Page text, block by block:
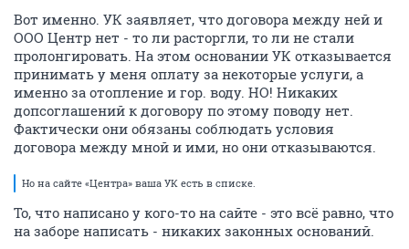
Вот именно. УК заявляет, что договора между ней и
ООО Центр нет - то ли расторгли, то ли не стали
пролонгировать. На этом основании УК отказывается
принимать у меня оплату за некоторые услуги, а
именно за отопление и гор. воду. НО! Никаких
допсоглашений к договору по этому поводу нет.
Фактически они обязаны соблюдать условия
договора между мной и ими, но они отказываются.
Но на сайте «Центра» ваша УК есть в списке.
То, что написано у кого-то на сайте - это всё равно, что
на заборе написать - никаких законных оснований.